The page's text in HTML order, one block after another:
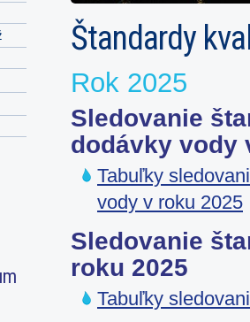
Štandardy
Rok 2025
Sledovanie
dodávky vody
Tabuľky
vody v roku 2025
Sledovanie
roku 2025
Tabuľky